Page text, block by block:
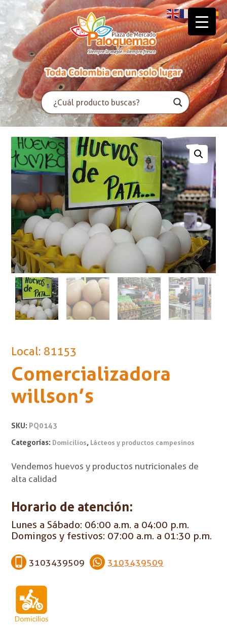
Local: 81153
Comercializadora
willson’s
SKU: PQ0143
Categorías: Domicilios, Lácteos y productos campesinos
Vendemos huevos y productos nutricionales de
alta calidad
Horario de atención:
Lunes a Sábado: 06:00 a.m. a 04:00 p.m.
Domingos y festivos: 07:00 a.m. a 01:30 p.m.
3103439509 3103439509